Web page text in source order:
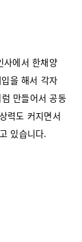
사에서 한채양
을 해서 각자
만들어서 공동
력도 커지면서
있습니다.